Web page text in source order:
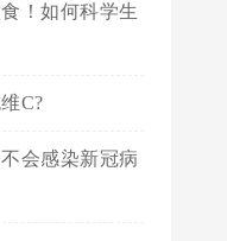
！如何科学生
C?
会感染新冠病